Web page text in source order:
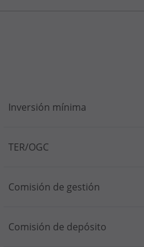
Inversión mínima
TER/OGC
Comisión de gestión
Comisión de depósito